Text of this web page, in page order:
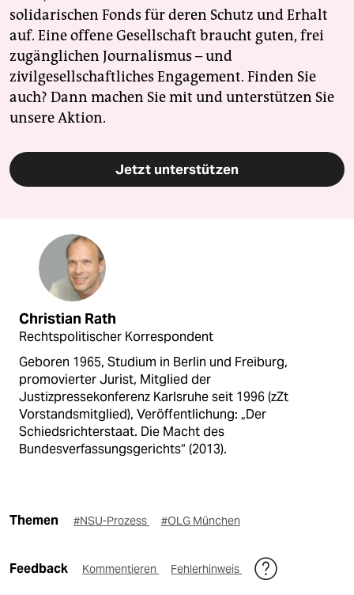
solidarischen Fonds für deren Schutz und Erhalt
auf. Eine offene Gesellschaft braucht guten, frei
zugänglichen Journalismus – und
zivilgesellschaftliches Engagement. Finden Sie
auch? Dann machen Sie mit und unterstützen Sie
unsere Aktion.
Jetzt unterstützen
Christian Rath
Rechtspolitischer Korrespondent
Geboren 1965, Studium in Berlin und Freiburg,
promovierter Jurist, Mitglied der
Justizpressekonferenz Karlsruhe seit 1996 (zZt
Vorstandsmitglied), Veröffentlichung: „Der
Schiedsrichterstaat. Die Macht des
Bundesverfassungsgerichts“ (2013).
Themen #NSU-Prozess #OLG München
Feedback Kommentieren Fehlerhinweis